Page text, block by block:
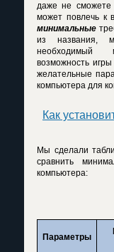
даже не сможете
может повлечь к
минимальные
из названия,
необходимый
возможность
желательные
компьютера для
Как
Мы сделали
сравнить
компьютера:
Параметры